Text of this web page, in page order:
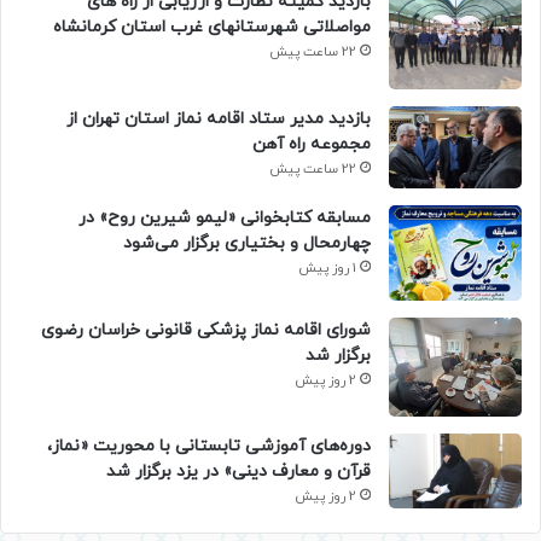
مواصلاتی شهرستانهای غرب استان کرمانشاه
22 ساعت پیش
بازدید مدیر ستاد اقامه نماز استان تهران از
مجموعه راه آهن
22 ساعت پیش
مسابقه کتابخوانی «لیمو شیرین روح» در
چهارمحال و بختیاری برگزار می‌شود
1 روز پیش
شورای اقامه نماز پزشکی قانونی خراسان رضوی
برگزار شد
2 روز پیش
دوره‌های آموزشی تابستانی با محوریت «نماز،
قرآن و معارف دینی» در یزد برگزار شد
2 روز پیش